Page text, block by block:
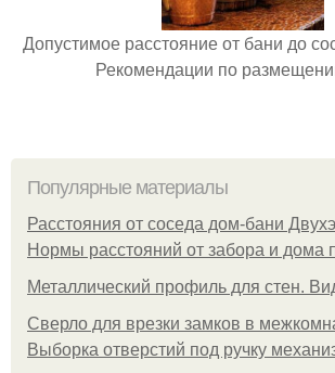
Допустимое расстояние от бани до
Рекомендации по
Популярные материалы
Расстояния от соседа дом-бани
Нормы расстояний от забора и дома
Металлический профиль для стен.
Сверло для врезки замков в
Выборка отверстий под ручку